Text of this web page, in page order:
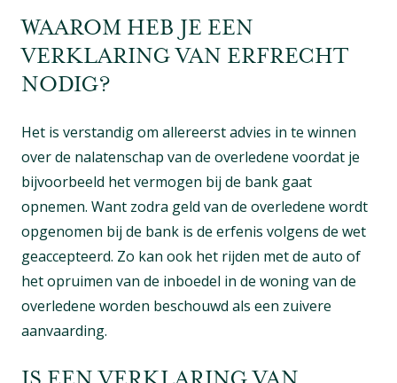
WAAROM HEB JE EEN
VERKLARING VAN ERFRECHT
NODIG?
Het is verstandig om allereerst advies in te winnen
over de nalatenschap van de overledene voordat je
bijvoorbeeld het vermogen bij de bank gaat
opnemen. Want zodra geld van de overledene wordt
opgenomen bij de bank is de erfenis volgens de wet
geaccepteerd. Zo kan ook het rijden met de auto of
het opruimen van de inboedel in de woning van de
overledene worden beschouwd als een zuivere
aanvaarding.